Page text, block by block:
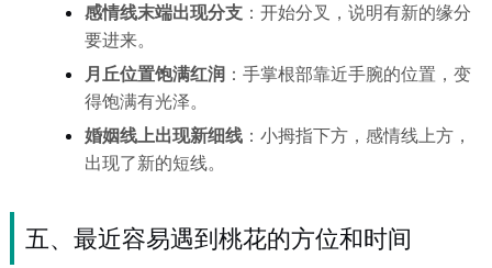
感情线末端出现分支：开始分叉，说明有新的缘分
要进来。
月丘位置饱满红润 ：手掌根部靠近手腕的位置，变
得饱满有光泽。
婚姻线上出现新细线：小拇指下方，感情线上方，
出现了新的短线。
五、最近容易遇到桃花的方位和时间